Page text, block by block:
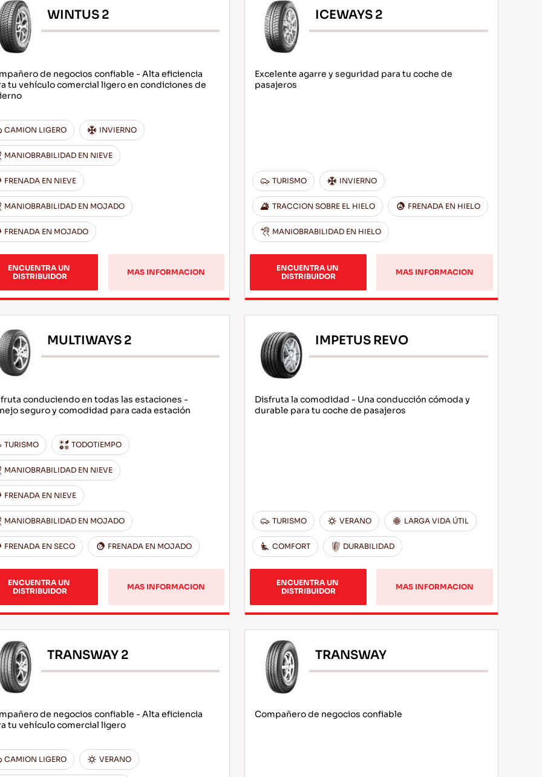
WINTUS 2
de negocios confiable - Alta eficiencia
tu vehículo comercial ligero en condiciones de
CAMION LIGERO INVIERNO
MANIOBRABILIDAD EN NIEVE
FRENADA EN NIEVE
MANIOBRABILIDAD EN MOJADO
FRENADA EN MOJADO
ENCUENTRA UN
DISTRIBUIDOR
MAS INFORMACION
ICEWAYS 2
Excelente agarre y seguridad para tu coche de
pasajeros
TURISMO INVIERNO
TRACCION SOBRE EL HIELO FRENADA EN HIELO
MANIOBRABILIDAD EN HIELO
ENCUENTRA UN
DISTRIBUIDOR
MAS INFORMACION
MULTIWAYS 2
conduciendo en todas las estaciones -
seguro y comodidad para cada estación
TURISMO TODOTIEMPO
MANIOBRABILIDAD EN NIEVE
FRENADA EN NIEVE
MANIOBRABILIDAD EN MOJADO
FRENADA EN SECO FRENADA EN MOJADO
ENCUENTRA UN
DISTRIBUIDOR
MAS INFORMACION
IMPETUS REVO
Disfruta la comodidad - Una conducción cómoda y
durable para tu coche de pasajeros
TURISMO VERANO LARGA VIDA ÚTIL
COMFORT DURABILIDAD
ENCUENTRA UN
DISTRIBUIDOR
MAS INFORMACION
TRANSWAY 2
de negocios confiable - Alta eficiencia
tu vehículo comercial ligero
CAMION LIGERO VERANO
TRANSWAY
Compañero de negocios confiable